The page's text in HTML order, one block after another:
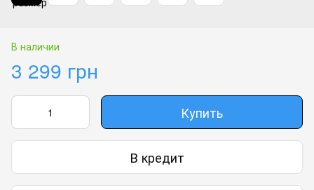
В наличии
3 299 грн
Купить
В кредит